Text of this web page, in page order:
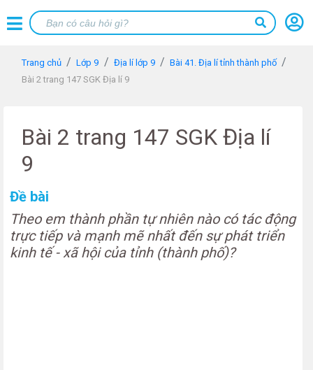
Trang chủ Lớp 9 Địa lí lớp 9
Bài 41. Địa lí tỉnh thành phố
Bài 2 trang 147 SGK Địa lí 9
Bài 2 trang 147 SGK Địa lí
9
Đề bài
Theo em thành phần tự nhiên nào có tác động
trực tiếp và mạnh mẽ nhất đến sự phát triển
kinh tế - xã hội của tỉnh (thành phố)?